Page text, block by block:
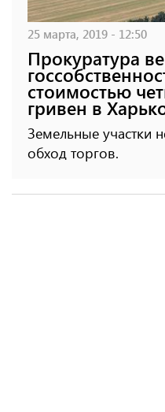
25 марта, 2019 - 12:50
Прокуратура
стоимостью
гривен в
Земельные участки
обход торгов.